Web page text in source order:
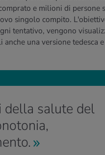
e milioni di persone
singolo compito.
tentativo, vengono
una versione tedesca
della salute del